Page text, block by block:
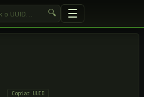
🔍 ☰
Copiar UUID